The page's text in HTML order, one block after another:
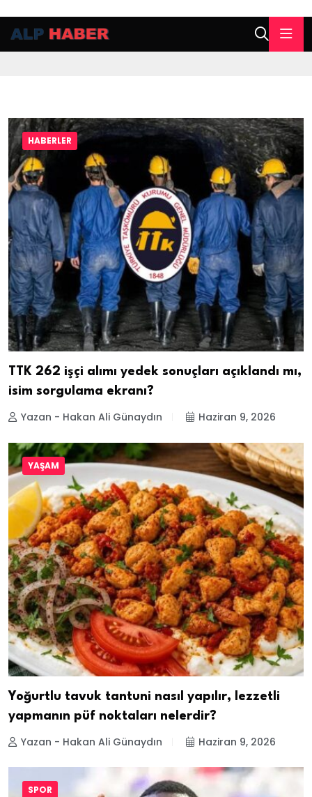
HABERLER
TTK 262 işçi alımı yedek sonuçları açıklandı mı,
isim sorgulama ekranı?
Yazan - Hakan Ali Günaydın Haziran 9, 2026
YAŞAM
Yoğurtlu tavuk tantuni nasıl yapılır, lezzetli
yapmanın püf noktaları nelerdir?
Yazan - Hakan Ali Günaydın Haziran 9, 2026
SPOR